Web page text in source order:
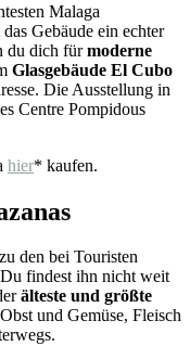
Malaga
Gebäude ein echter
du dich fürmoderne
Glasgebäude El Cubo
Die Ausstellung in
Centre Pompidous
hier* kaufen.
den bei Touristen
findest ihn nicht weit
älteste und größte
und Gemüse, Fleisch